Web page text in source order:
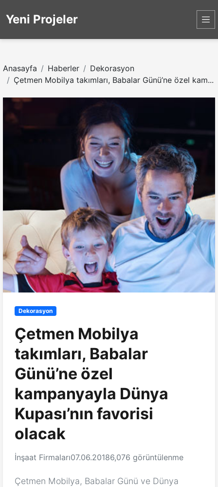
Yeni Projeler
Anasayfa Haberler
Dekorasyon
Çetmen Mobilya takımları, Babalar Günü’ne özel kam...
Dekorasyon
Çetmen Mobilya
takımları, Babalar
Günü’ne özel
kampanyayla Dünya
Kupası’nın favorisi
olacak
İnşaat Firmaları07.06.20186,076 görüntülenme
Çetmen Mobilya, Babalar Günü ve Dünya